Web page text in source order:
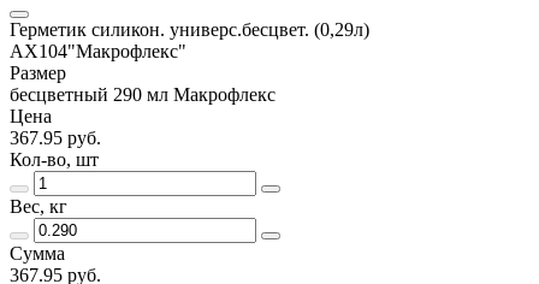
Герметик силикон. универс.бесцвет. (0,29л)
АХ104"Макрофлекс"
Размер
бесцветный 290 мл Макрофлекс
Цена
367.95 руб.
Кол-во, шт
Вес, кг
Сумма
367.95 руб.